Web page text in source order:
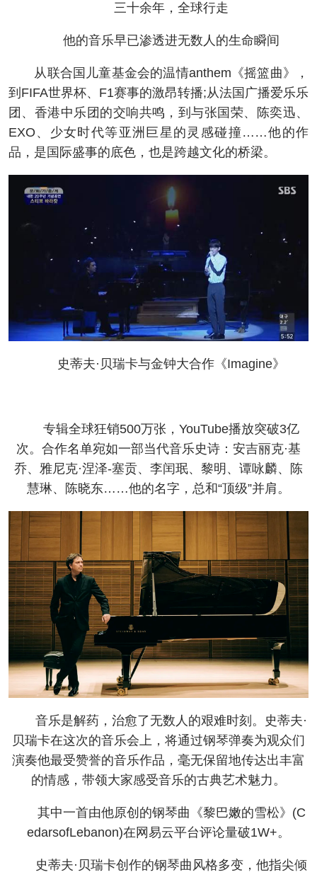
三十余年，全球行走
他的音乐早已渗透进无数人的生命瞬间
从联合国儿童基金会的温情anthem《摇篮曲》，
到FIFA世界杯、F1赛事的激昂转播;从法国广播爱乐乐
团、香港中乐团的交响共鸣，到与张国荣、陈奕迅、
EXO、少女时代等亚洲巨星的灵感碰撞……他的作
品，是国际盛事的底色，也是跨越文化的桥梁。
史蒂夫·贝瑞卡与金钟大合作《Imagine》
专辑全球狂销500万张，YouTube播放突破3亿
次。合作名单宛如一部当代音乐史诗：安吉丽克·基
乔、雅尼克·涅泽-塞贡、李闰珉、黎明、谭咏麟、陈
慧琳、陈晓东……他的名字，总和“顶级”并肩。
音乐是解药，治愈了无数人的艰难时刻。史蒂夫·
贝瑞卡在这次的音乐会上，将通过钢琴弹奏为观众们
演奏他最受赞誉的音乐作品，毫无保留地传达出丰富
的情感，带领大家感受音乐的古典艺术魅力。
其中一首由他原创的钢琴曲《黎巴嫩的雪松》(C
edarsofLebanon)在网易云平台评论量破1W+。
史蒂夫·贝瑞卡创作的钢琴曲风格多变，他指尖倾